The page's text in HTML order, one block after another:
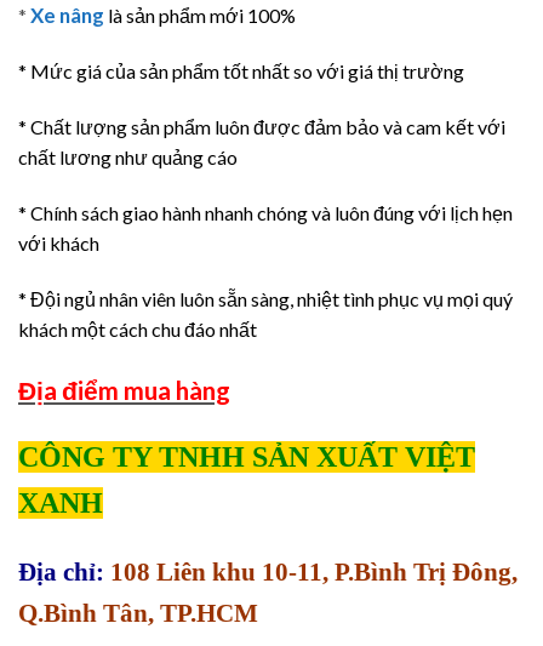
* Xe nâng là sản phẩm mới 100%
* Mức giá của sản phẩm tốt nhất so với giá thị trường
* Chất lượng sản phẩm luôn được đảm bảo và cam kết với
chất lương như quảng cáo
* Chính sách giao hành nhanh chóng và luôn đúng với lịch hẹn
với khách
* Đội ngủ nhân viên luôn sẵn sàng, nhiệt tình phục vụ mọi quý
khách một cách chu đáo nhất
Địa điểm mua hàng
CÔNG TY TNHH SẢN XUẤT VIỆT
XANH
Địa chỉ: 108 Liên khu 10-11, P.Bình Trị Đông,
Q.Bình Tân, TP.HCM